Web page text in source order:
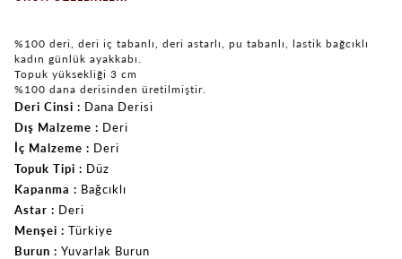
%100 deri, deri iç tabanlı, deri astarlı, pu tabanlı, lastik bağcıklı
kadın günlük ayakkabı.
Topuk yüksekliği 3 cm
%100 dana derisinden üretilmiştir.
Deri Cinsi
Dana Derisi
Dış Malzeme
Deri
İç Malzeme
Deri
Topuk Tipi
Düz
Kapanma
Bağcıklı
Astar
Deri
Menşei
Türkiye
Burun
Yuvarlak Burun